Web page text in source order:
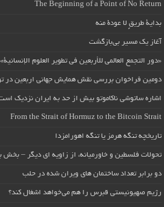
The Beginning of a Point of No Return
بداية طريقٍ لا عودة منه
آغاز یک مسیر بی‌بازگشت
«دور التجمع العالمي للأربعين في تطوير العلوم
دومین فراخوان بررسی نقش همایش جهانی اربعین در
اشاره ساتوشی ناکاموتو بیش از حد به ایران نزدیک
From the Strait of Hormuz to the Bitcoin Strait
تاریخچه تنگه هرمز یا تنگه اهورامزدا
تحولات فلسطین و خاورمیانه، از زاویه ای دیگر –
دو برابر تعداد ساختمان های ویران شده در حلب
رژیم صهیونیستی قبرس را هم می‌خواهد اشغال کند؟